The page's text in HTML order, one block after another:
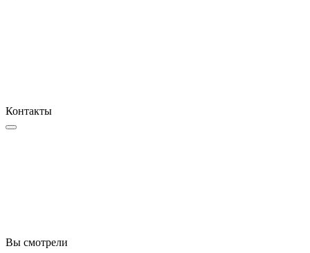
Контакты
Вы смотрели